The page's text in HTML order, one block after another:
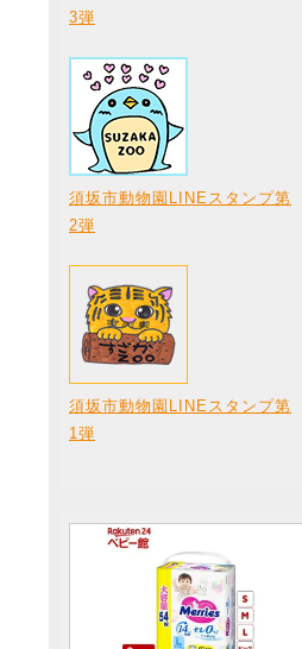
3弾
須坂市動物園LINEスタンプ第
2弾
須坂市動物園LINEスタンプ第
1弾